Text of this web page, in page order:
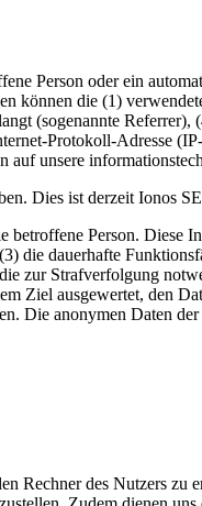
Person oder ein
können die (1)
(sogenannte
Protokoll-Adresse
unsere
Dies ist derzeit Ionos
Person. Diese
die dauerhafte
zur Strafverfolgung
Ziel ausgewertet, den
Die anonymen Daten
Rechner des Nutzers